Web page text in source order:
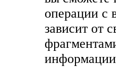
операции
зависит от